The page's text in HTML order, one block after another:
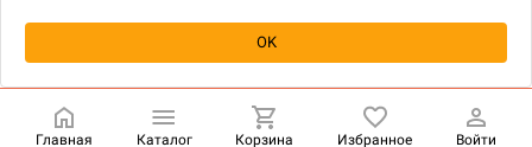
Уведомить о наличии
Главная Каталог Корзина Избранное Войти
OK